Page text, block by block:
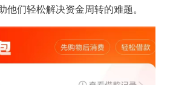
他们轻松解决资金周转的难题。